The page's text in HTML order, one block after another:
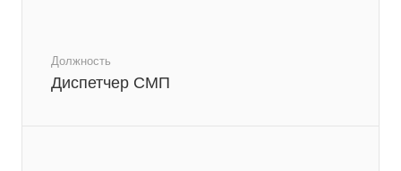
Должность
Диспетчер СМП